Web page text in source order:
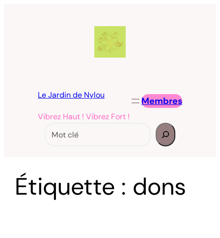
Le Jardin de Nylou
Vibrez Haut ! Vibrez Fort !
Membres
Rechercher
Étiquette : dons